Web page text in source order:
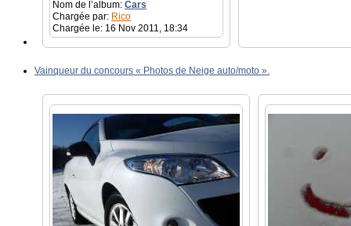
Nom de l’album: Cars
Chargée par: Rico
Chargée le: 16 Nov 2011, 18:34
Vainqueur du concours « Photos de Neige auto/moto ».